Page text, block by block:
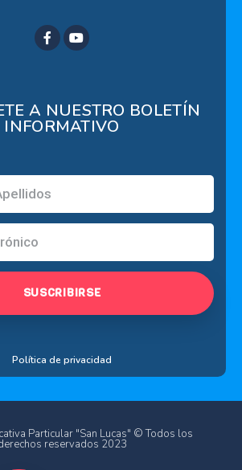
A NUESTRO BOLETÍN
INFORMATIVO
SUSCRIBIRSE
Política de privacidad
Particular "San Lucas" © Todos los
reservados 2023